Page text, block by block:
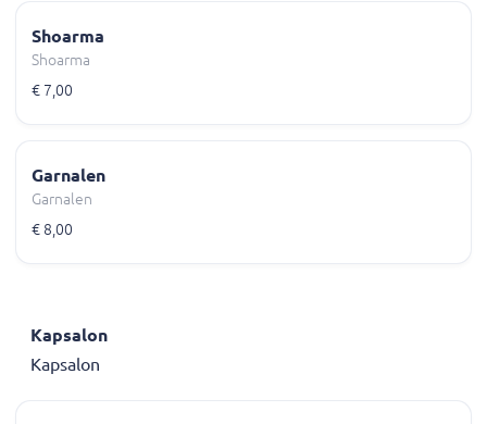
Shoarma
Shoarma
€ 7,00
Garnalen
Garnalen
€ 8,00
Kapsalon
Kapsalon